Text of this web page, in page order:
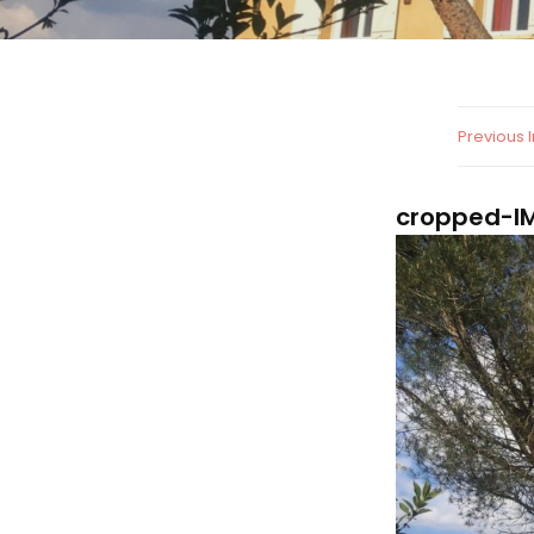
Previous
cropped-